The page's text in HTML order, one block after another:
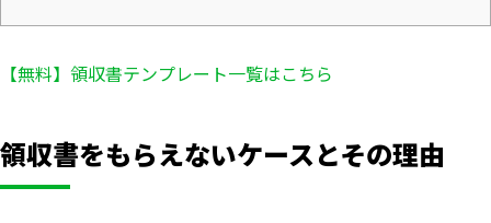
【無料】領収書テンプレート一覧はこちら
領収書をもらえないケースとその理由